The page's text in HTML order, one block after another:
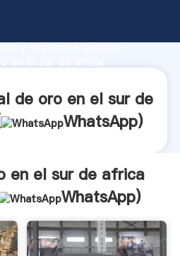
y excelente servicio,
de oro en el sur de
WhatsApp)
en el sur de africa
WhatsApp)